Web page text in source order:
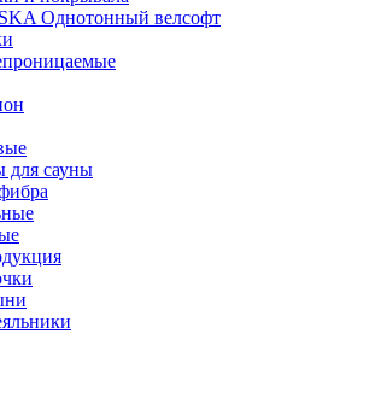
Однотонный велсофт
для сауны